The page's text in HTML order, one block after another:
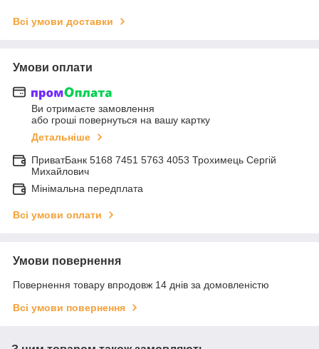
Всі умови доставки
Умови оплати
Ви отримаєте замовлення
або гроші повернуться на вашу картку
Детальніше
ПриватБанк 5168 7451 5763 4053 Трохимець Сергій
Михайлович
Мінімальна передплата
Всі умови оплати
Умови повернення
Повернення товару впродовж 14 днів за домовленістю
Всі умови повернення